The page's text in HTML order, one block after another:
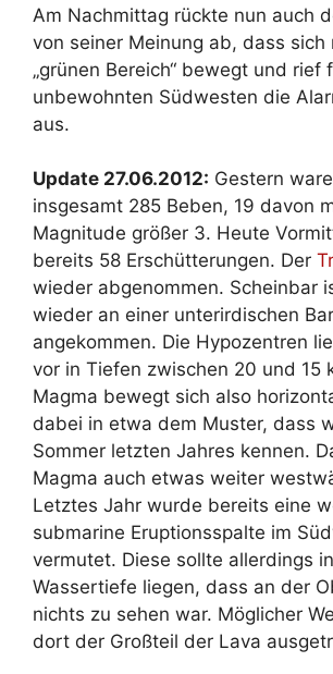
Am Nachmittag rückte nun auch
von seiner Meinung ab, dass sich
„grünen Bereich“ bewegt und rief
unbewohnten Südwesten die
aus.
Update 27.06.2012: Gestern
insgesamt 285 Beben, 19 davon
Magnitude größer 3. Heute
bereits 58 Erschütterungen. Der
wieder abgenommen. Scheinbar
wieder an einer unterirdischen
angekommen. Die Hypozentren
vor in Tiefen zwischen 20 und 15
Magma bewegt sich also
dabei in etwa dem Muster, dass
Sommer letzten Jahres kennen.
Magma auch etwas weiter
Letztes Jahr wurde bereits eine
submarine Eruptionsspalte im
vermutet. Diese sollte allerdings
Wassertiefe liegen, dass an der
nichts zu sehen war. Möglicher
dort der Großteil der Lava